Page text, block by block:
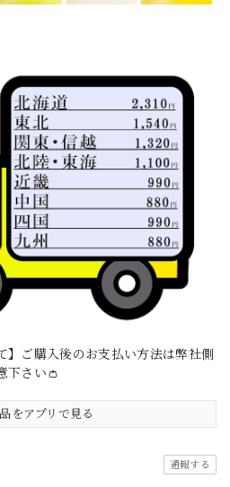
】ご購入後のお支払い方法は弊社側
下さい👛
をアプリで見る
通報する